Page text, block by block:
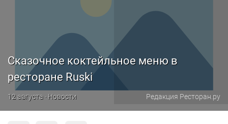
Сказочное коктейльное меню в
ресторане Ruski
12 августа · Новости Редакция Ресторан.ру